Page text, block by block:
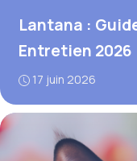
Lantana :
Entretien 2026
17 juin 2026